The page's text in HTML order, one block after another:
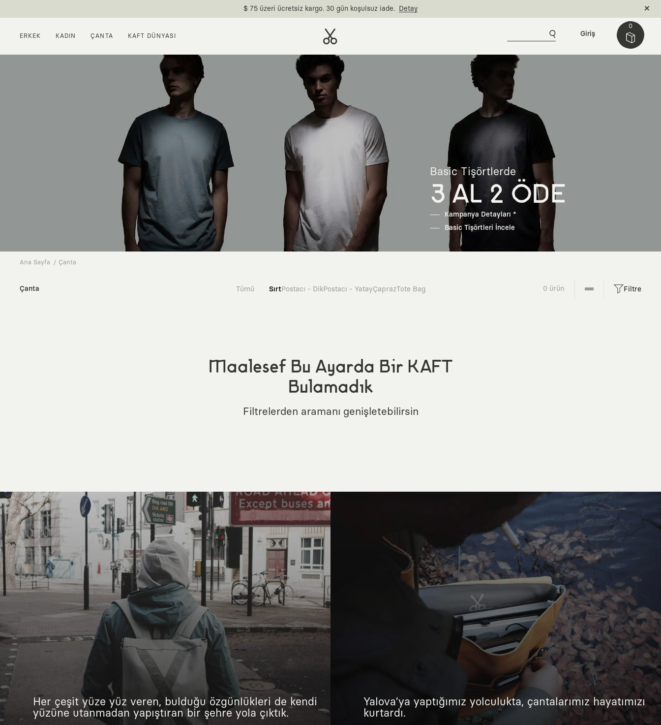
$ 75 üzeri ücretsiz kargo. 30 gün koşulsuz iade. Detay
ERKEK KADIN ÇANTA KAFT DÜNYASI
0
Giriş
Basic Tişörtlerde
3 AL 2 ÖDE
Kampanya Detayları *
Basic Tişörtleri İncele
Ana Sayfa Çanta
Çanta Tümü SırtPostacı - DikPostacı - YatayÇaprazTote Bag 0 ürün Filtre
Maalesef Bu Ayarda Bir KAFT
Bulamadık
Filtrelerden aramanı genişletebilirsin
Her çeşit yüze yüz veren, bulduğu özgünlükleri de kendi
yüzüne utanmadan yapıştıran bir şehre yola çıktık.
Yalova’ya yaptığımız yolculukta, çantalarımız hayatımızı
kurtardı.